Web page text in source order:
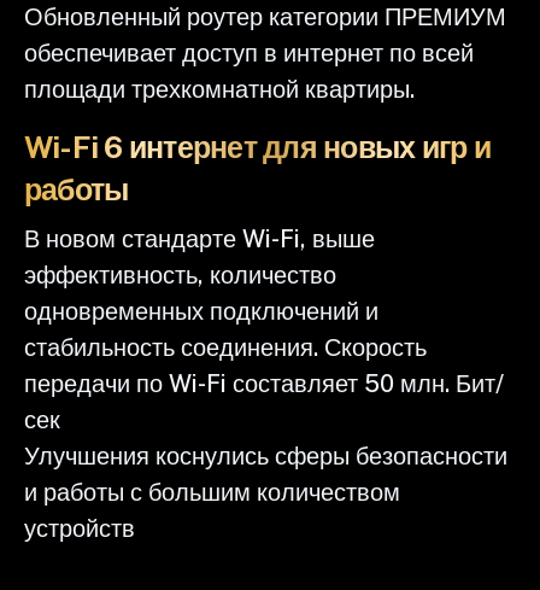
Обновленный роутер категории ПРЕМИУМ
обеспечивает доступ в интернет по всей
площади трехкомнатной квартиры.
Wi-Fi 6 интернет для новых игр и
работы
В новом стандарте Wi-Fi, выше
эффективность, количество
одновременных подключений и
стабильность соединения. Скорость
передачи по Wi-Fi составляет 50 млн. Бит/
сек
Улучшения коснулись сферы безопасности
и работы с большим количеством
устройств